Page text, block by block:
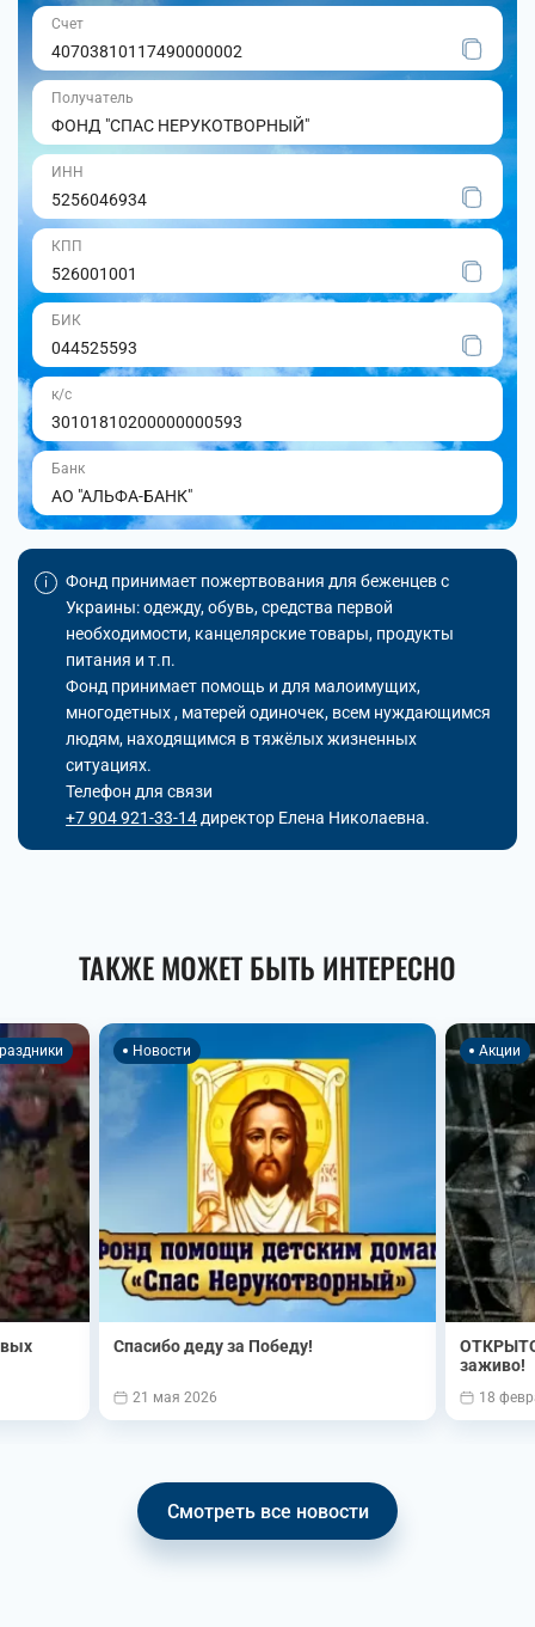
Счет
40703810117490000002
Получатель
ФОНД "СПАС НЕРУКОТВОРНЫЙ"
ИНН
5256046934
КПП
526001001
БИК
044525593
к/с
30101810200000000593
Банк
АО "АЛЬФА-БАНК"
Фонд принимает пожертвования для беженцев с
Украины: одежду, обувь, средства первой
необходимости, канцелярские товары, продукты
питания и т.п.
Фонд принимает помощь и для малоимущих,
многодетных , матерей одиночек, всем нуждающимся
людям, находящимся в тяжёлых жизненных
ситуациях.
Телефон для связи
+7 904 921-33-14 директор Елена Николаевна.
ТАКЖЕ МОЖЕТ БЫТЬ ИНТЕРЕСНО
Новости
Спасибо деду за Победу!
21 мая 2026
Акции
заживо!
18
Смотреть все новости